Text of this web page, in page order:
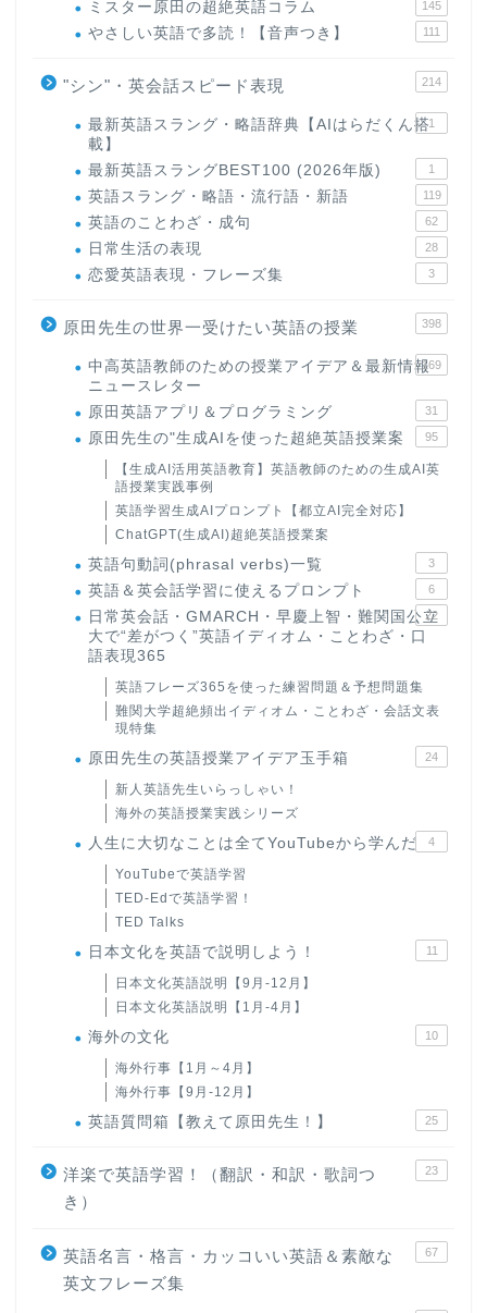
ミスター原田の超絶英語コラム 145
やさしい英語で多読！【音声つき】 111
"シン"・英会話スピード表現 214
最新英語スラング・略語辞典【AIはらだくん搭
載】
1
最新英語スラングBEST100 (2026年版) 1
英語スラング・略語・流行語・新語 119
英語のことわざ・成句 62
日常生活の表現 28
恋愛英語表現・フレーズ集 3
原田先生の世界一受けたい英語の授業 398
中高英語教師のための授業アイデア＆最新情報
ニュースレター
169
原田英語アプリ＆プログラミング 31
原田先生の"生成AIを使った超絶英語授業案 95
【生成AI活用英語教育】英語教師のための生成AI英
語授業実践事例
英語学習生成AIプロンプト【都立AI完全対応】
ChatGPT(生成AI)超絶英語授業案
英語句動詞(phrasal verbs)一覧 3
英語＆英会話学習に使えるプロンプト 6
日常英会話・GMARCH・早慶上智・難関国公立
大で“差がつく”英語イディオム・ことわざ・口
語表現365
22
英語フレーズ365を使った練習問題＆予想問題集
難関大学超絶頻出イディオム・ことわざ・会話文表
現特集
原田先生の英語授業アイデア玉手箱 24
新人英語先生いらっしゃい！
海外の英語授業実践シリーズ
人生に大切なことは全てYouTubeから学んだ 4
YouTubeで英語学習
TED-Edで英語学習！
TED Talks
日本文化を英語で説明しよう！ 11
日本文化英語説明【9月-12月】
日本文化英語説明【1月-4月】
海外の文化 10
海外行事【1月～4月】
海外行事【9月-12月】
英語質問箱【教えて原田先生！】 25
洋楽で英語学習！（翻訳・和訳・歌詞つ
き）
23
英語名言・格言・カッコいい英語＆素敵な
英文フレーズ集
67